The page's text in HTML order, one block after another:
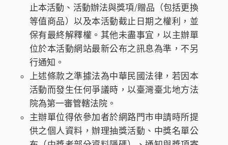
止本活動、活動辦法與獎項/贈品（包括更換
等值商品）以及本活動截止日期之權利，並
保有最終解釋權。其他未盡事宜，以主辦單
位於本活動網站最新公布之訊息為準，不另
行通知。
上述條款之準據法為中華民國法律，若因本
活動而發生任何爭議時，以臺灣臺北地方法
院為第一審管轄法院。
主辦單位得依參加者於網路門市申請時所提
供之個人資料，辦理抽獎活動、中獎名單公